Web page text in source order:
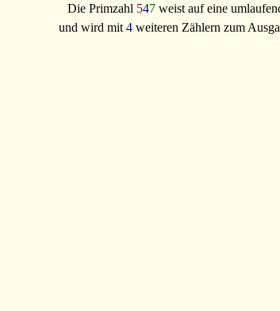
Die Primzahl 547 weist auf eine
und wird mit4 weiteren Zählern zum